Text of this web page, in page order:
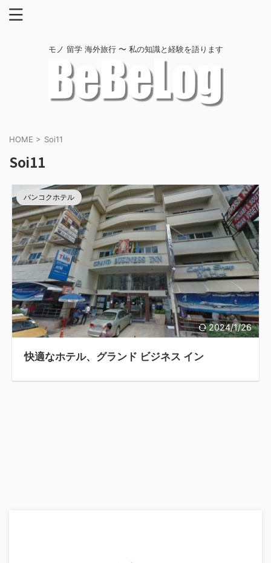
モノ 留学 海外旅行 〜 私の知識と経験を語ります
HOME > Soi11
Soi11
2024/1/26
バンコクホテル
快適なホテル、グランド ビジネス イン